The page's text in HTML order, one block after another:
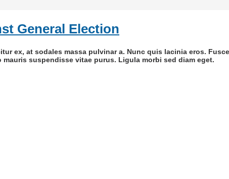
General Election
ex, at sodales massa pulvinar a. Nunc quis lacinia eros.
suspendisse vitae purus. Ligula morbi sed diam eget.